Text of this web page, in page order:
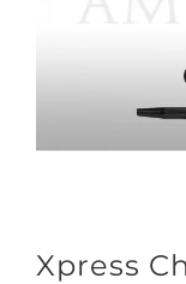
Xpress